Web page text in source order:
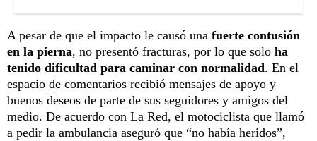
A pesar de que el impacto le causó una fuerte contusión
en la pierna, no presentó fracturas, por lo que solo ha
tenido dificultad para caminar con normalidad. En el
espacio de comentarios recibió mensajes de apoyo y
buenos deseos de parte de sus seguidores y amigos del
medio. De acuerdo con La Red, el motociclista que llamó
a pedir la ambulancia aseguró que “no había heridos”,